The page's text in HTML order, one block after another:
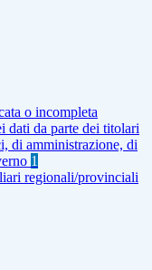
o incompleta
dati da parte dei titolari
di amministrazione, di
1
regionali/provinciali